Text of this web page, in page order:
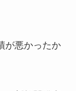
が悪かったか